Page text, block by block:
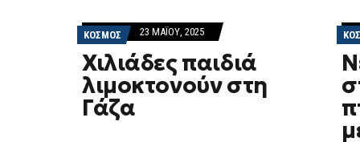
ΚΟΣΜΟΣ 23 ΜΑΪ́ΟΥ, 2025
Χιλιάδες παιδιά
λιμοκτονούν στη
Γάζα